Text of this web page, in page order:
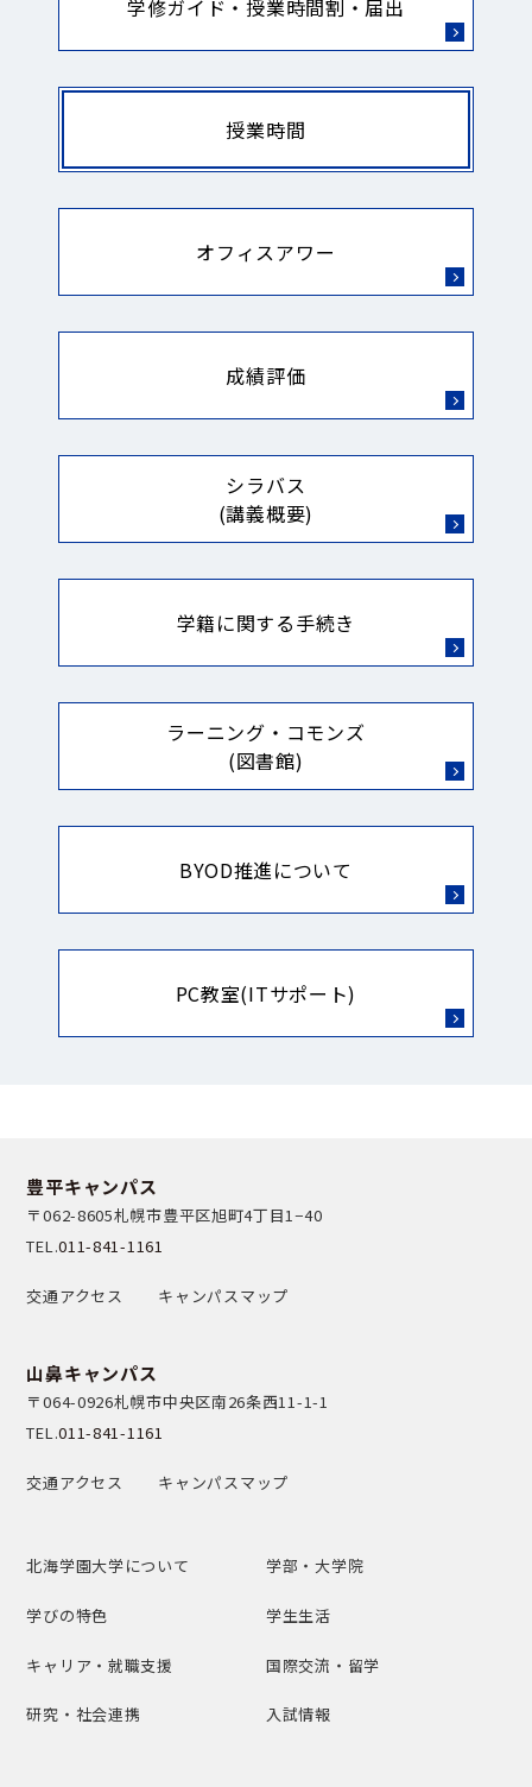
学修ガイド・授業時間割・届出
授業時間
オフィスアワー
成績評価
シラバス
(講義概要)
学籍に関する手続き
ラーニング・コモンズ
(図書館)
BYOD推進について
PC教室(ITサポート)
豊平キャンパス
〒062-8605札幌市豊平区旭町4丁目1−40
TEL.011-841-1161
交通アクセス キャンパスマップ
山鼻キャンパス
〒064-0926札幌市中央区南26条西11-1-1
TEL.011-841-1161
交通アクセス キャンパスマップ
北海学園大学について 学部・大学院
学びの特色 学生生活
キャリア・就職支援 国際交流・留学
研究・社会連携 入試情報